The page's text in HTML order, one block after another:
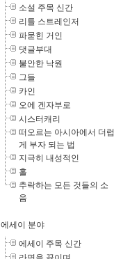
소설 주목 신간
리틀 스트레인저
파묻힌 거인
댓글부대
불안한 낙원
그들
카인
오에 겐자부로
시스터캐리
떠오르는 아시아에서 더럽
게 부자 되는 법
지극히 내성적인
홀
추락하는 모든 것들의 소
음
에세이 분야
에세이 주목 신간